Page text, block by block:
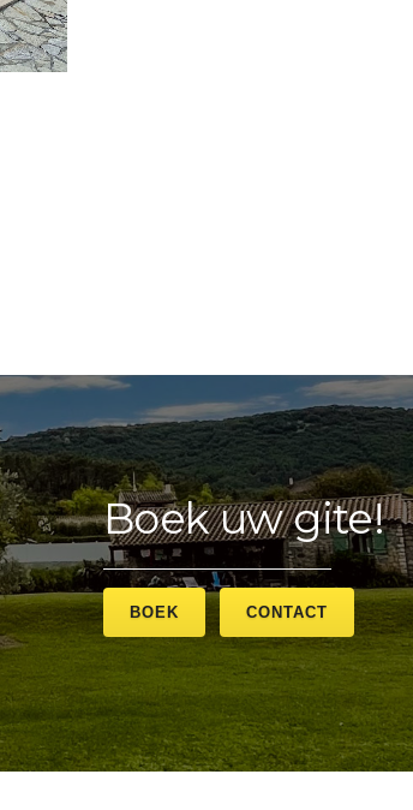
Boek uw gite!
BOEK CONTACT